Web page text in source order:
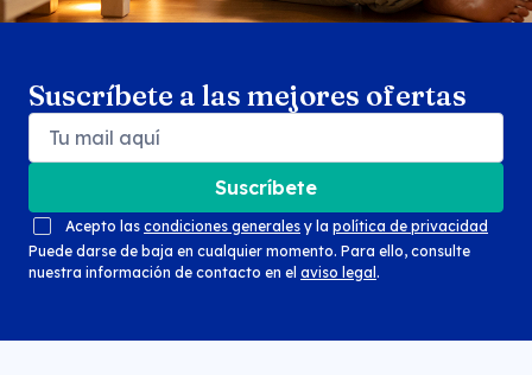
Suscríbete a las mejores ofertas
Suscríbete
Acepto las condiciones generales y la política de privacidad
Puede darse de baja en cualquier momento. Para ello, consulte
nuestra información de contacto en el aviso legal .